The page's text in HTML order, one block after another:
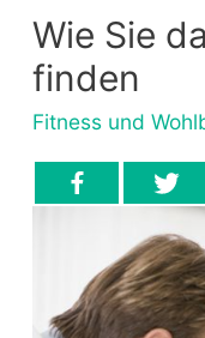
Wie Sie
finden
Fitness und